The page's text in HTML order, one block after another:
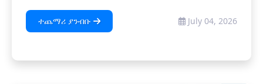
ተጨማሪ ያንብቡ July 04, 2026